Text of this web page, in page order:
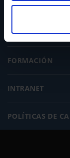
ACTUALIDAD
PUBLICACIONES
FORMACIÓN
INTRANET
POLÍTICAS DE